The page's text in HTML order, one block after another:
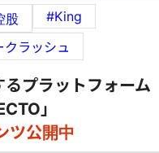
股
#King
ラッシュ
プラットフォーム
」
ツ公開中